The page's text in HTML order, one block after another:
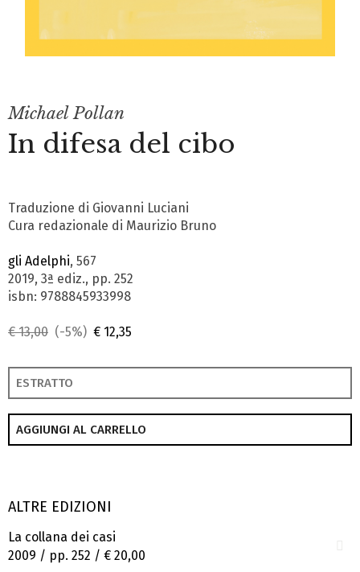
Michael Pollan
In difesa del cibo
Traduzione di Giovanni Luciani
Cura redazionale di Maurizio Bruno
gli Adelphi, 567
2019, 3ª ediz., pp. 252
isbn: 9788845933998
€ 13,00 (-5%) € 12,35
ESTRATTO
AGGIUNGI AL CARRELLO
ALTRE EDIZIONI
La collana dei casi
2009 / pp. 252 / € 20,00